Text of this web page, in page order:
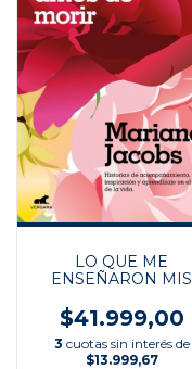
LO QUE ME
ENSEÑARON MIS
DE MORIR
$41.999,00
3 cuotas sin interés de
$13.999,67